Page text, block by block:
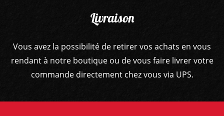
Livraison
Vous avez la possibilité de retirer vos achats en vous
rendant à notre boutique ou de vous faire livrer votre
commande directement chez vous via UPS.